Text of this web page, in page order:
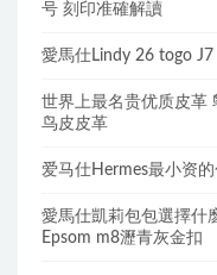
号 刻印准確解讀
愛馬仕Lindy 26 togo
世界上最名贵优质皮革
鸟皮皮革
爱马仕Hermes最小资
愛馬仕凱莉包包選擇什
Epsom m8瀝青灰金扣